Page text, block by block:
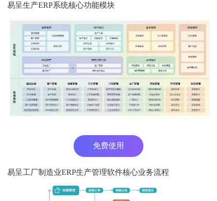
易呈生产ERP系统核心功能模块
免费使用
易呈工厂制造业ERP生产管理软件核心业务流程